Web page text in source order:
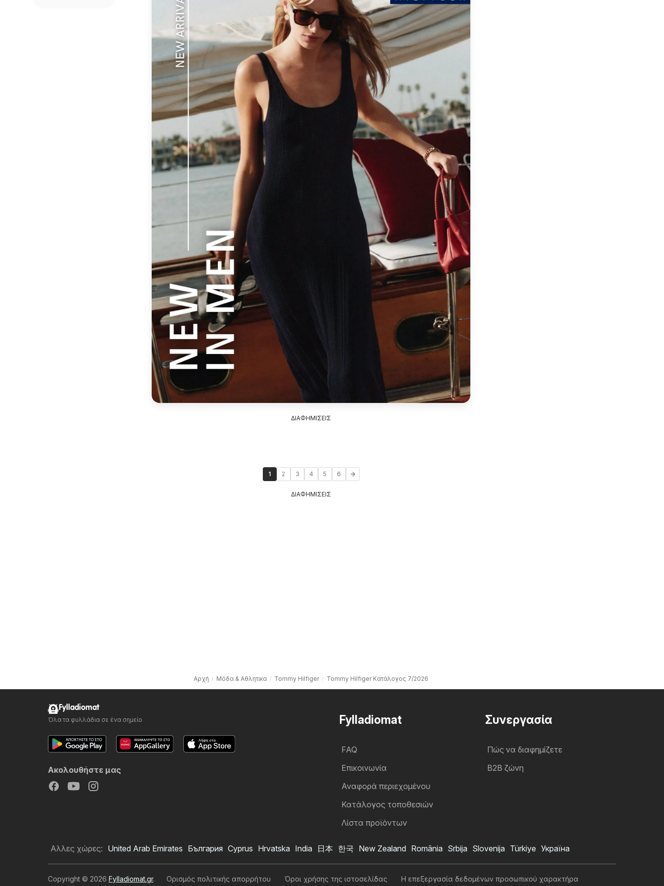
Tommy Hilfiger φυλλάδιο
Θέλω να εγγραφώ στο φυλλάδιο
ΔΙΑΦΗΜΙΣΕΙΣ
1 2 3 4 5 6
ΔΙΑΦΗΜΙΣΕΙΣ
Αρχή Μόδα & Aθλητικα Tommy Hilfiger Tommy Hilfiger Kατάλογος 7/2026
Fylladiomat
FAQ
Επικοινωνία
Αναφορά περιεχομένου
Κατάλογος τοποθεσιών
Λίστα προϊόντων
Συνεργασία
Πώς να διαφημίζετε
B2B ζώνη
Fylladiomat
Όλα τα φυλλάδια σε ένα σημείο
Ακολουθήστε μας
Αλλες χώρες: United Arab Emirates България Cyprus Hrvatska India 日本 한국 New Zealand România Srbija Slovenija Türkiye Україна
Copyright © 2026 Fylladiomat.gr. Ορισμός πολιτικής απορρήτου Όροι χρήσης της ιστοσελίδας Η επεξεργασία δεδομένων προσωπικού χαρακτήρα